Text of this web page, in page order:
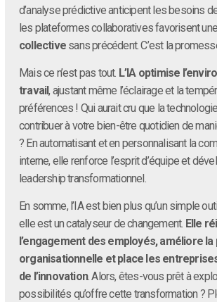
d’analyse prédictive anticipent les besoins
les plateformes collaboratives favorisent une
collective sans précédent. C’est la
Mais ce n’est pas tout. L’IA optimise
travail, ajustant même l’éclairage et la
préférences ! Qui aurait cru que la
contribuer à votre bien-être quotidien de
? En automatisant et en personnalisant la
interne, elle renforce l’esprit d’équipe et
leadership transformationnel.
En somme, l’IA est bien plus qu’un simple
elle est un catalyseur de changement. Elle
l’engagement des employés, améliore
organisationnelle et place les
de l’innovation. Alors, êtes-vous prêt à
possibilités qu’offre cette transformation ?